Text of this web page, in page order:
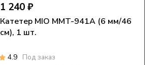
1 240 ₽
Катетер MIO MMT-941А (6 мм/46
см), 1 шт.
4.9 Под заказ